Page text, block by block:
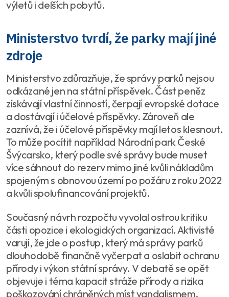
výletů i delších pobytů.
Ministerstvo tvrdí, že parky mají jiné
zdroje
Ministerstvo zdůrazňuje, že správy parků nejsou
odkázané jen na státní příspěvek. Část peněz
získávají vlastní činností, čerpají evropské dotace
a dostávají i účelové příspěvky. Zároveň ale
zaznívá, že i účelové příspěvky mají letos klesnout.
To může pocítit například Národní park České
Švýcarsko, který podle své správy bude muset
více sáhnout do rezerv mimo jiné kvůli nákladům
spojeným s obnovou území po požáru z roku 2022
a kvůli spolufinancování projektů.
Současný návrh rozpočtu vyvolal ostrou kritiku
části opozice i ekologických organizací. Aktivisté
varují, že jde o postup, který má správy parků
dlouhodobě finančně vyčerpat a oslabit ochranu
přírody i výkon státní správy. V debatě se opět
objevuje i téma kapacit stráže přírody a rizika
poškozování chráněných míst vandalismem.